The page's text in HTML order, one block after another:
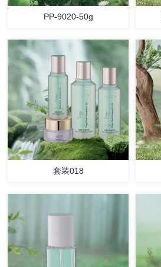
PP-9020-50g
套装018